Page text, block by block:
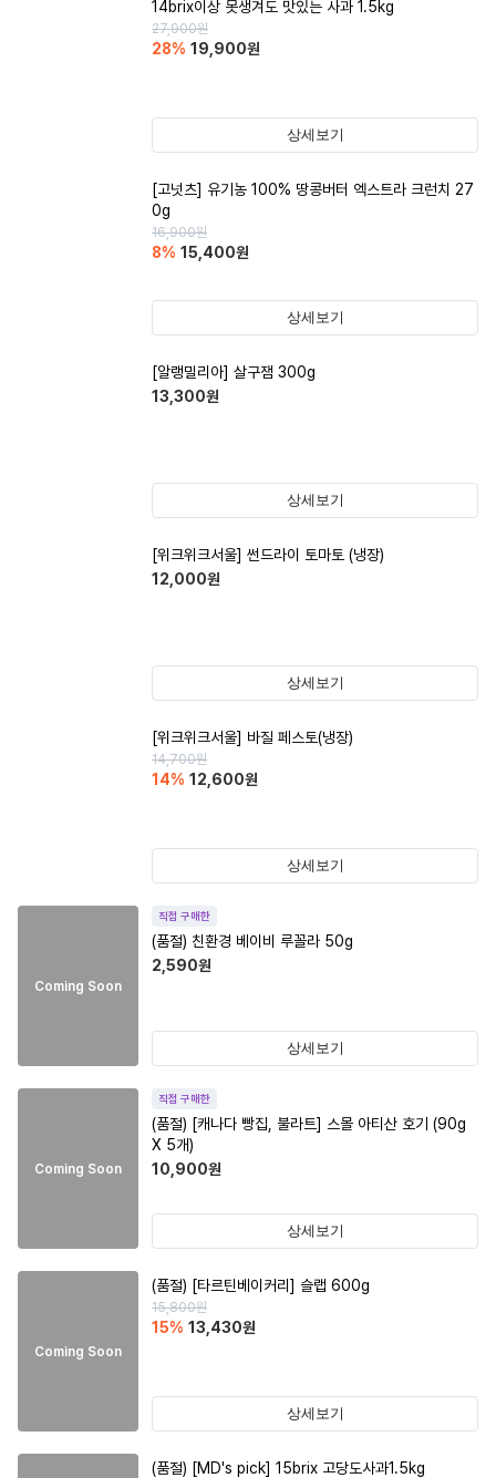
14brix이상 못생겨도 맛있는 사과 1.5kg
27,900원
28% 19,900원
상세보기
[고넛츠] 유기농 100% 땅콩버터 엑스트라 크런치 27
0g
16,900원
8% 15,400원
상세보기
[알랭밀리아] 살구잼 300g
13,300원
상세보기
[위크위크서울] 썬드라이 토마토 (냉장)
12,000원
상세보기
[위크위크서울] 바질 페스토(냉장)
14,700원
14% 12,600원
상세보기
Coming Soon
직접 구매한
(품절) 친환경 베이비 루꼴라 50g
2,590원
상세보기
Coming Soon
직접 구매한
(품절) [캐나다 빵집, 불라트] 스몰 아티산 호기 (90g
X 5개)
10,900원
상세보기
Coming Soon
(품절) [타르틴베이커리] 슬랩 600g
15,800원
15% 13,430원
상세보기
(품절) [MD's pick] 15brix 고당도사과1.5kg